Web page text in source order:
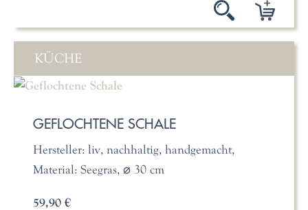
KÜCHE
GEFLOCHTENE SCHALE
Hersteller: liv, nachhaltig, handgemacht,
Material: Seegras, ⌀ 30 cm
59,90 €